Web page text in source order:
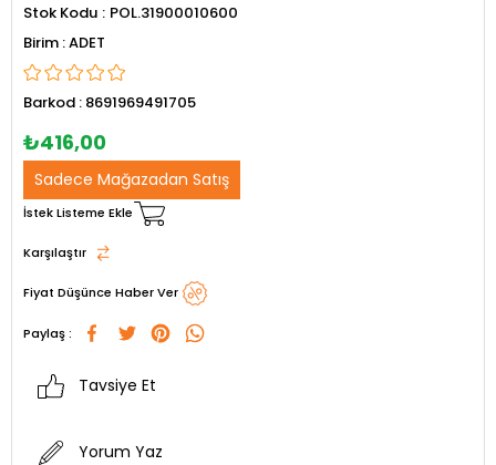
Stok Kodu
POL.31900010600
ADET
Barkod : 8691969491705
₺416,00
Sadece Mağazadan Satış
İstek Listeme Ekle
Karşılaştır
Fiyat Düşünce Haber Ver
Paylaş :
Tavsiye Et
Yorum Yaz